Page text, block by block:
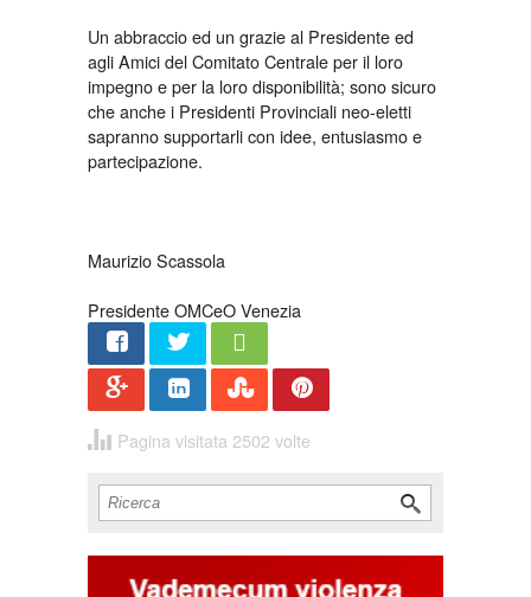
Un abbraccio ed un grazie al Presidente ed
agli Amici del Comitato Centrale per il loro
impegno e per la loro disponibilità; sono sicuro
che anche i Presidenti Provinciali neo-eletti
sapranno supportarli con idee, entusiasmo e
partecipazione.
Maurizio Scassola
Presidente OMCeO Venezia
Share Twee
Pagina visitata 2502 volte
Form di ricerca
Cerca